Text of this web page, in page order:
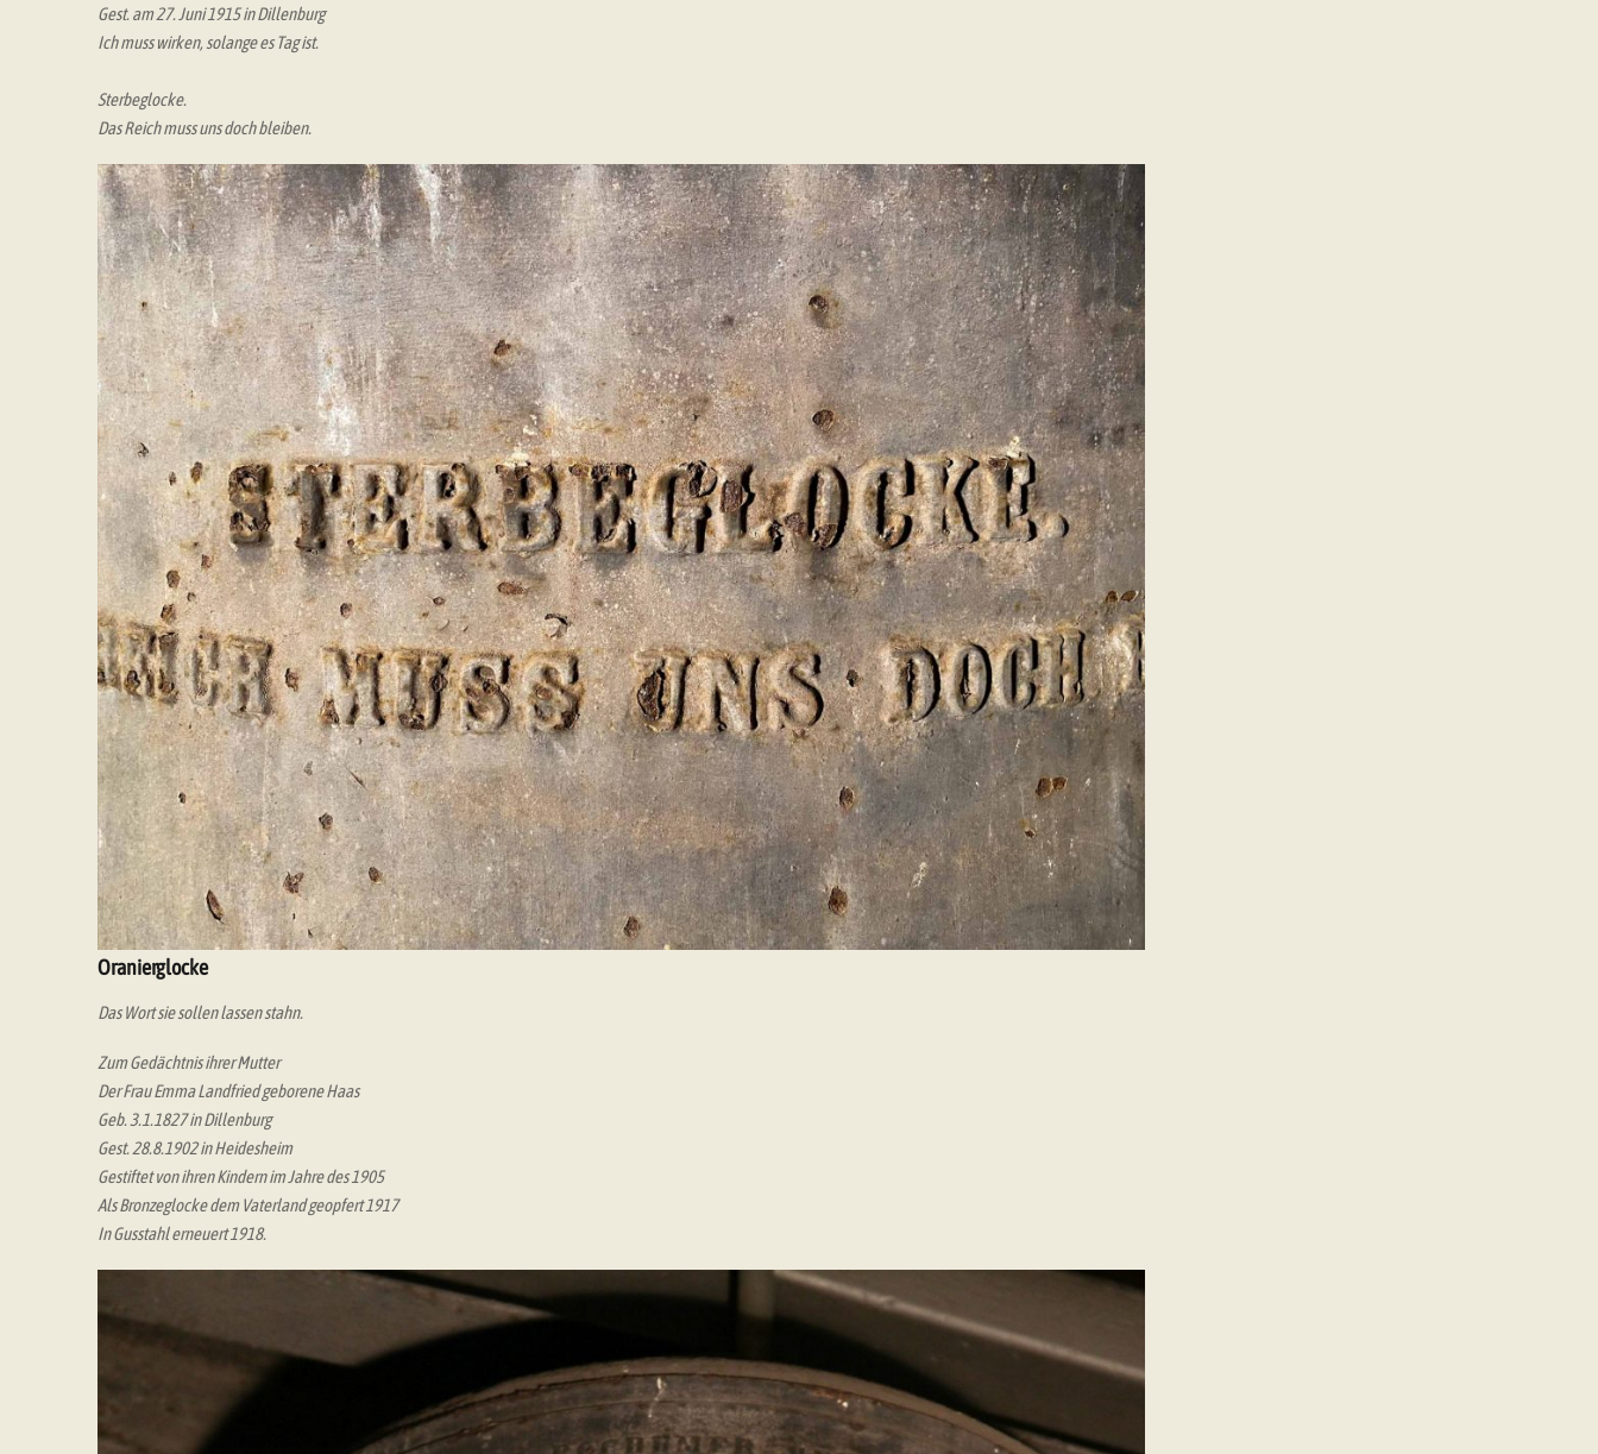
Gest. am 27. Juni 1915 in Dillenburg
Ich muss wirken, solange es Tag ist.
Sterbeglocke.
Das Reich muss uns doch bleiben.
Oranierglocke
Das Wort sie sollen lassen stahn.
Zum Gedächtnis ihrer Mutter
Der Frau Emma Landfried geborene Haas
Geb. 3.1.1827 in Dillenburg
Gest. 28.8.1902 in Heidesheim
Gestiftet von ihren Kindern im Jahre des 1905
Als Bronzeglocke dem Vaterland geopfert 1917
In Gusstahl erneuert 1918.